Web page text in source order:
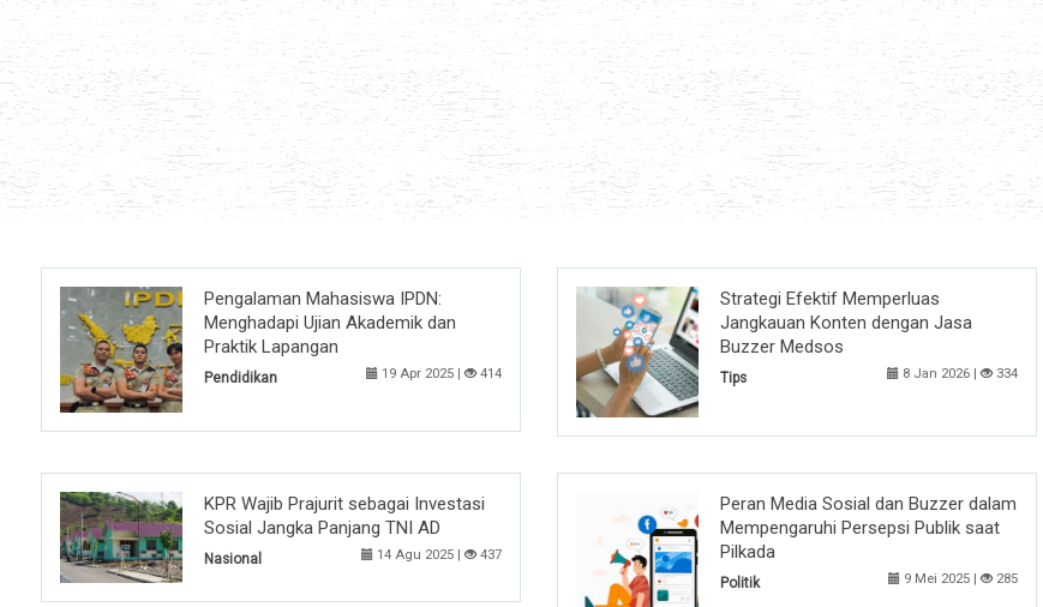
Pengalaman Mahasiswa IPDN:
Menghadapi Ujian Akademik dan
Praktik Lapangan
Pendidikan 19 Apr 2025 | 414
Strategi Efektif Memperluas
Jangkauan Konten dengan Jasa
Buzzer Medsos
Tips 8 Jan 2026 | 334
KPR Wajib Prajurit sebagai Investasi
Sosial Jangka Panjang TNI AD
Nasional 14 Agu 2025 | 437
Peran Media Sosial dan Buzzer dalam
Mempengaruhi Persepsi Publik saat
Pilkada
Politik 9 Mei 2025 | 285